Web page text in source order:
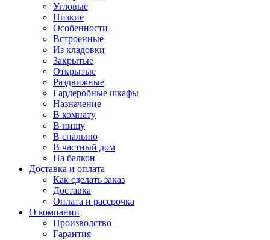
Угловые
Низкие
Особенности
Встроенные
Из кладовки
Закрытые
Открытые
Раздвижные
Гардеробные шкафы
Назначение
В комнату
В нишу
В спальню
В частный дом
На балкон
Доставка и оплата
Как сделать заказ
Доставка
Оплата и рассрочка
О компании
Производство
Гарантия